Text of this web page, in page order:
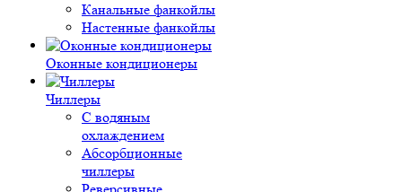
Канальные фанкойлы
Настенные фанкойлы
Оконные кондиционеры
Чиллеры
С водяным
охлаждением
Абсорбционные
чиллеры